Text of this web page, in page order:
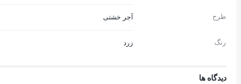
طرح آجر خشتی
رنگ زرد
دیدگاه ها